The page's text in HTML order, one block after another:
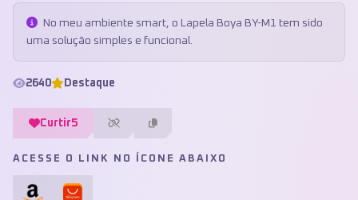
No meu ambiente smart, o Lapela Boya BY-M1 tem sido
uma solução simples e funcional.
2640 Destaque
Curtir5
ACESSE O LINK NO ÍCONE ABAIXO